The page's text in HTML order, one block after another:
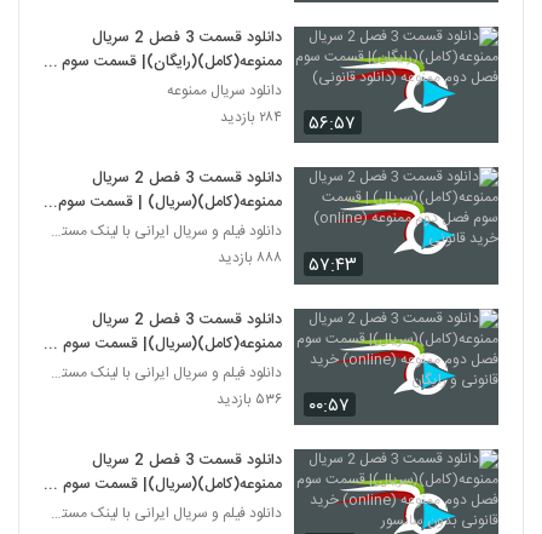
۵۶:۵۷
دانلود قسمت 3 فصل 2 سریال
ممنوعه(کامل)(رایگان)| قسمت سوم
فصل دوم ممنوعه (دانلود قانونی)
دانلود سریال ممنوعه
۲۸۴ بازدید
۵۷:۴۳
دانلود قسمت 3 فصل 2 سریال
ممنوعه(کامل)(سریال) | قسمت سوم
فصل دوم ممنوعه (online) خرید
قانونی
دانلود فیلم و سریال ایرانی با لینک مستقیم
۸۸۸ بازدید
۰۰:۵۷
دانلود قسمت 3 فصل 2 سریال
ممنوعه(کامل)(سریال)| قسمت سوم
فصل دوم ممنوعه (online) خرید
قانونی و رایگان
دانلود فیلم و سریال ایرانی با لینک مستقیم
۵۳۶ بازدید
دانلود قسمت 3 فصل 2 سریال
ممنوعه(کامل)(سریال)| قسمت سوم
فصل دوم ممنوعه (online) خرید
دانلود فیلم و سریال ایرانی با لینک مستقیم